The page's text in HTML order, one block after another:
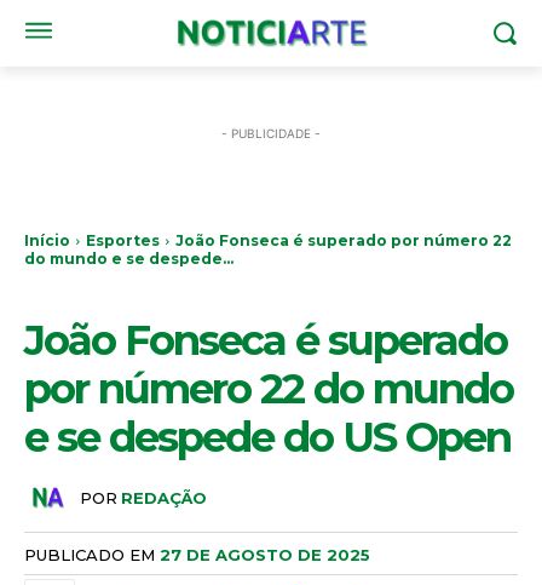
- PUBLICIDADE -
Início Esportes
João Fonseca é superado por número 22
do mundo e se despede...
João Fonseca é superado
por número 22 do mundo
e se despede do US Open
POR REDAÇÃO
PUBLICADO EM 27 DE AGOSTO DE 2025